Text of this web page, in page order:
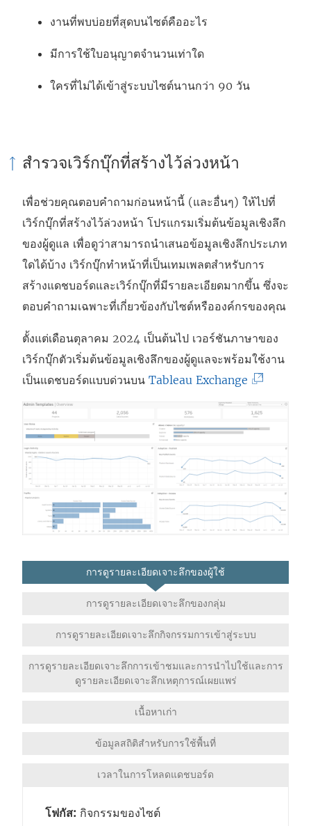
งานที่พบบ่อยที่สุดบนไซต์คืออะไร
มีการใช้ใบอนุญาตจำนวนเท่าใด
ใครที่ไม่ได้เข้าสู่ระบบไซต์นานกว่า 90 วัน
สำรวจเวิร์กบุ๊กที่สร้างไว้ล่วงหน้า
เพื่อช่วยคุณตอบคำถามก่อนหน้านี้ (และอื่นๆ) ให้ไปที่
เวิร์กบุ๊กที่สร้างไว้ล่วงหน้า โปรแกรมเริ่มต้นข้อมูลเชิงลึก
ของผู้ดูแล เพื่อดูว่าสามารถนำเสนอข้อมูลเชิงลึกประเภท
ใดได้บ้าง เวิร์กบุ๊กทำหน้าที่เป็นเทมเพลตสำหรับการ
สร้างแดชบอร์ดและเวิร์กบุ๊กที่มีรายละเอียดมากขึ้น ซึ่งจะ
ตอบคำถามเฉพาะที่เกี่ยวข้องกับไซต์หรือองค์กรของคุณ
ตั้งแต่เดือนตุลาคม 2024 เป็นต้นไป เวอร์ชันภาษาของ
เวิร์กบุ๊กตัวเริ่มต้นข้อมูลเชิงลึกของผู้ดูแลจะพร้อมใช้งาน
เป็นแดชบอร์ดแบบด่วนบน Tableau Exchange
ลิ
จ
ะ
เ
ปิ
น
น้
ต่
การดูรายละเอียดเจาะลึกของผู้ใช้
การดูรายละเอียดเจาะลึกของกลุ่ม
การดูรายละเอียดเจาะลึกกิจกรรมการเข้าสู่ระบบ
การดูรายละเอียดเจาะลึกการเข้าชมและการนำไปใช้และการ
ดูรายละเอียดเจาะลึกเหตุการณ์เผยแพร่
เนื้อหาเก่า
ข้อมูลสถิติสำหรับการใช้พื้นที่
เวลาในการโหลดแดชบอร์ด
โฟกัส: กิจกรรมของไซต์